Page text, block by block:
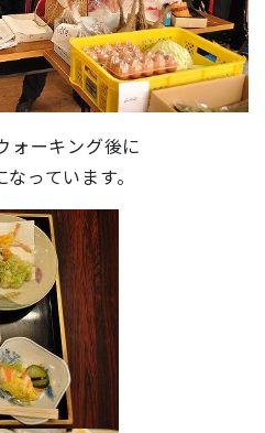
ーキング後に
っています。